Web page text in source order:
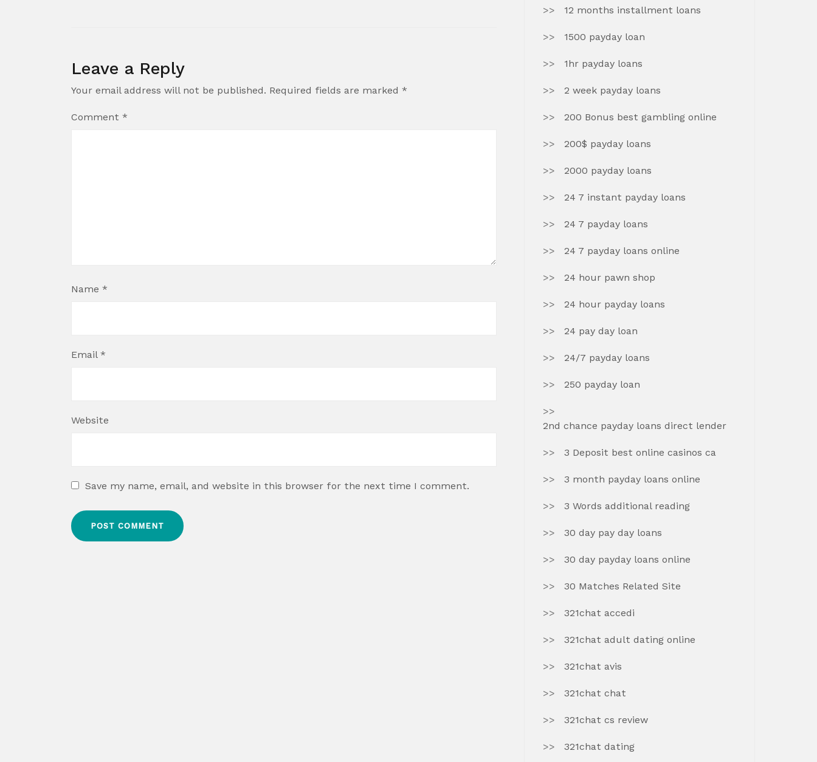
Leave a Reply
Your email address will not be published. Required fields are marked *
Comment *
Name *
Email *
Website
Save my name, email, and website in this browser for the next time I comment.
12 months installment loans
1500 payday loan
1hr payday loans
2 week payday loans
200 Bonus best gambling online
200$ payday loans
2000 payday loans
24 7 instant payday loans
24 7 payday loans
24 7 payday loans online
24 hour pawn shop
24 hour payday loans
24 pay day loan
24/7 payday loans
250 payday loan
2nd chance payday loans direct lender
3 Deposit best online casinos ca
3 month payday loans online
3 Words additional reading
30 day pay day loans
30 day payday loans online
30 Matches Related Site
321chat accedi
321chat adult dating online
321chat avis
321chat chat
321chat cs review
321chat dating